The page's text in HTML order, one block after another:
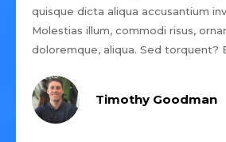
quisque dicta aliqua accusantium
Molestias illum, commodi risus,
doloremque, aliqua. Sed torquent?
Timothy Goodman